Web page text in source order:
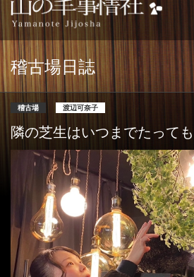
稽古場日誌
稽古場 渡辺可奈子
隣の芝生はいつまでたって